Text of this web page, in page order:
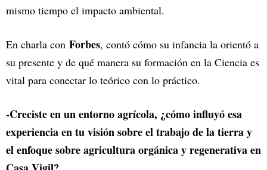
mismo tiempo el impacto ambiental.
En charla con Forbes, contó cómo su infancia la orientó a
su presente y de qué manera su formación en la Ciencia es
vital para conectar lo teórico con lo práctico.
-Creciste en un entorno agrícola, ¿cómo influyó esa
experiencia en tu visión sobre el trabajo de la tierra y
el enfoque sobre agricultura orgánica y regenerativa en